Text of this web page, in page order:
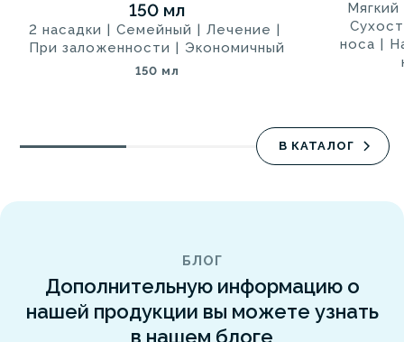
150 мл
2 насадки Семейный Лечение
При заложенности
Экономичный
150 мл
носа
В КАТАЛОГ
БЛОГ
Дополнительную информацию о
нашей продукции вы можете узнать
в нашем блоге